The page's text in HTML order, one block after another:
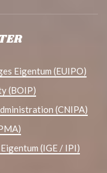
Eigentum (EUIPO)
(BOIP)
(CNIPA)
(IGE / IPI)